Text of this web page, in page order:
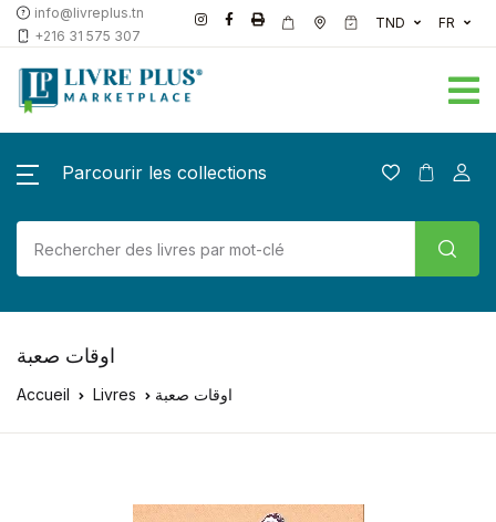
info@livreplus.tn
+216 31 575 307
TND FR
Parcourir les collections
اوقات صعبة
Accueil Livres اوقات صعبة